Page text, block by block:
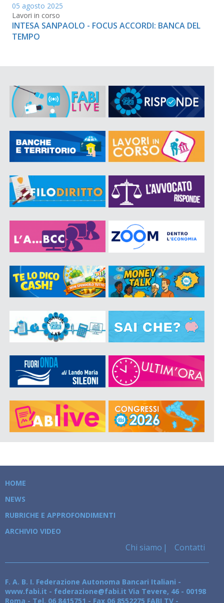
05 agosto 2025
Lavori in corso
INTESA SANPAOLO - FOCUS ACCORDI: BANCA DEL
TEMPO
HOME
NEWS
RUBRICHE E APPROFONDIMENTI
ARCHIVIO VIDEO
Chi siamo Contatti
F. A. B. I. Federazione Autonoma Bancari Italiani -
www.fabi.it - federazione@fabi.it Via Tevere, 46 - 00198
Roma - Tel. 06 8415751 - Fax 06 8552275 FABI TV -